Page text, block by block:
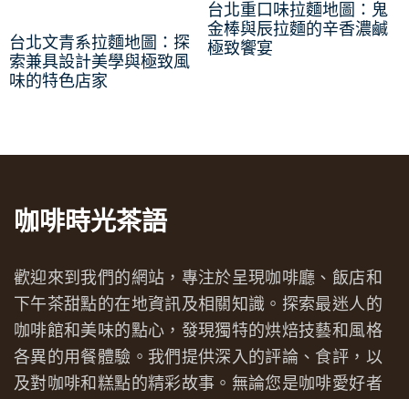
台北文青系拉麵地圖：探
索兼具設計美學與極致風
味的特色店家
台北重口味拉麵地圖：鬼
金棒與辰拉麵的辛香濃鹹
極致饗宴
咖啡時光茶語
歡迎來到我們的網站，專注於呈現咖啡廳、飯店和
下午茶甜點的在地資訊及相關知識。探索最迷人的
咖啡館和美味的點心，發現獨特的烘焙技藝和風格
各異的用餐體驗。我們提供深入的評論、食評，以
及對咖啡和糕點的精彩故事。無論您是咖啡愛好者